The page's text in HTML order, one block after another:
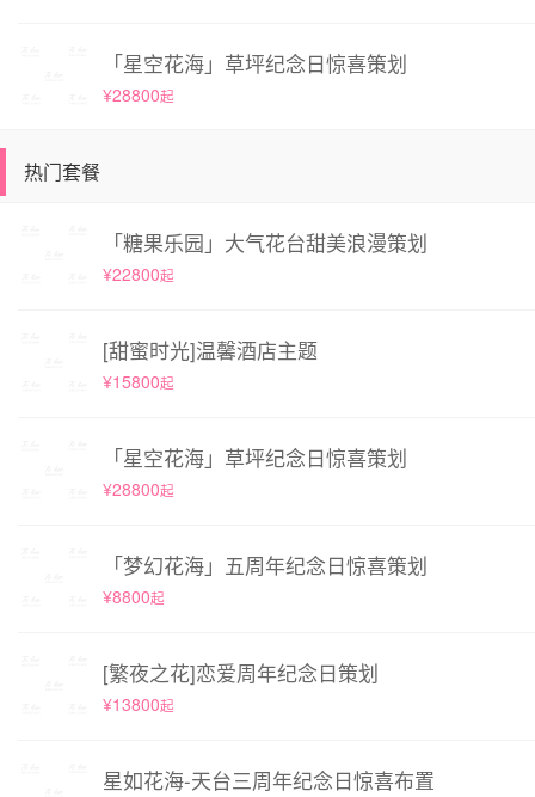
「星空花海」草坪纪念日惊喜策划
¥28800起
热门套餐
「糖果乐园」大气花台甜美浪漫策划
¥22800起
[甜蜜时光]温馨酒店主题
¥15800起
「星空花海」草坪纪念日惊喜策划
¥28800起
「梦幻花海」五周年纪念日惊喜策划
¥8800起
[繁夜之花]恋爱周年纪念日策划
¥13800起
星如花海-天台三周年纪念日惊喜布置